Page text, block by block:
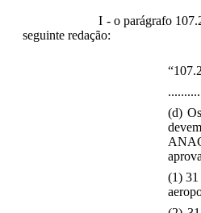
I - o parágrafo
seguinte redação:
(d)
(1) 31